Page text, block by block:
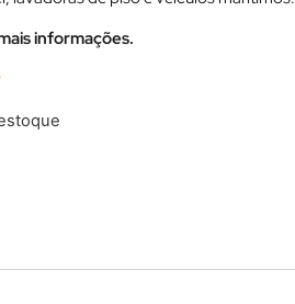
informações.